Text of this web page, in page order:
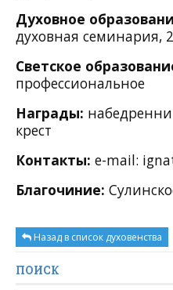
Духовное
духовная семинария,
Светское
профессиональное
Награды:
крест
Контакты: e-mail:
Благочиние:
Назад в список духовенства
ПОИСК